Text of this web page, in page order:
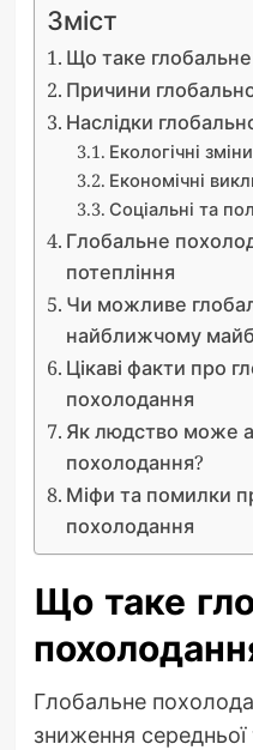
Зміст
Що таке
Причини
Наслідки
Екологічні зміни
Економічні
Соціальні та
Глобальне
потепління
Чи можливе
найближчому
Цікаві факти про
похолодання
Як людство може
похолодання?
Міфи та помилки
похолодання
Що таке
Глобальне
зниження